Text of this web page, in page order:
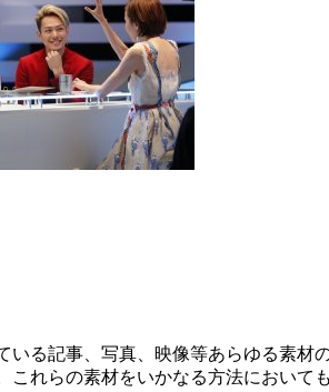
いる記事、写真、映像等あらゆる素材
これらの素材をいかなる方法において